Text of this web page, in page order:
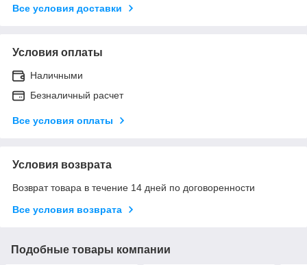
Все условия доставки
Условия оплаты
Наличными
Безналичный расчет
Все условия оплаты
Условия возврата
Возврат товара в течение 14 дней по договоренности
Все условия возврата
Подобные товары компании